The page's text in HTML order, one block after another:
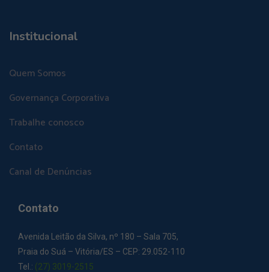
Institucional
Quem Somos
Governança Corporativa
Trabalhe conosco
Contato
Canal de Denúncias
Contato
Avenida Leitão da Silva, nº 180 – Sala 705,
Praia do Suá – Vitória/ES – CEP: 29.052-110
Tel.: (27) 3019-2515